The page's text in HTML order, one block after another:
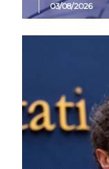
03/08/2026